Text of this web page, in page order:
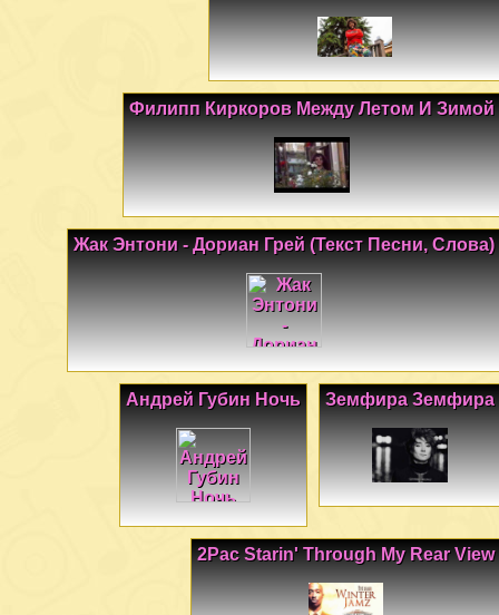
Филипп Киркоров Между Летом И Зимой
Жак Энтони - Дориан Грей (Текст Песни, Слова)
Земфира Земфира
Андрей Губин Ночь
2Pac Starin' Through My Rear View